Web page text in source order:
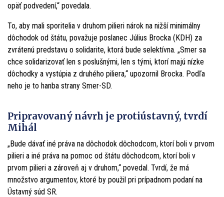
opäť podvedení,“ povedala.
To, aby mali sporitelia v druhom pilieri nárok na nižší minimálny
dôchodok od štátu, považuje poslanec Július Brocka (KDH) za
zvrátenú predstavu o solidarite, ktorá bude selektívna. „Smer sa
chce solidarizovať len s poslušnými, len s tými, ktorí majú nízke
dôchodky a vystúpia z druhého piliera,“ upozornil Brocka. Podľa
neho je to hanba strany Smer-SD.
Pripravovaný návrh je protiústavný, tvrdí
Mihál
„Bude dávať iné práva na dôchodok dôchodcom, ktorí boli v prvom
pilieri a iné práva na pomoc od štátu dôchodcom, ktorí boli v
prvom pilieri a zároveň aj v druhom,“ povedal. Tvrdí, že má
množstvo argumentov, ktoré by použil pri prípadnom podaní na
Ústavný súd SR.